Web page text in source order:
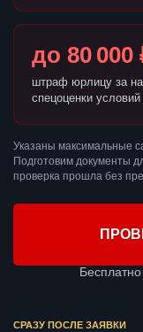
до 80 000
штраф юрлицу за
спецоценки
Указаны максимальные
Подготовим документы
проверка прошла без
Бесплатно
СРАЗУ ПОСЛЕ ЗАЯВКИ